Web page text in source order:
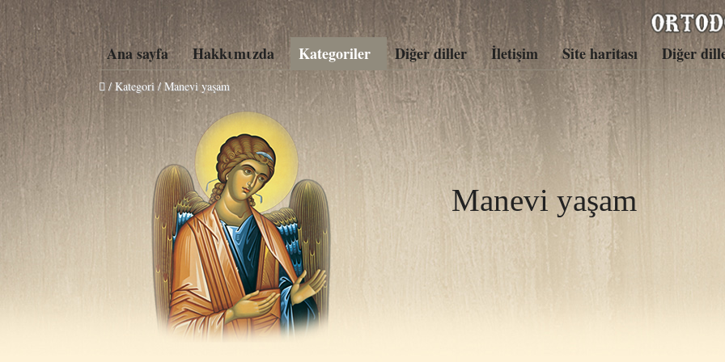
Ana sayfa Hakkιmιzda Kategoriler Diğer diller İletişim Site haritası Diğer
/ Kategori / Manevi yaşam
Manevi yaşam